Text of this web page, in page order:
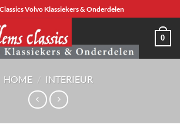
Volvo Klassiekers & Onderdelen
0
HOME / INTERIEUR